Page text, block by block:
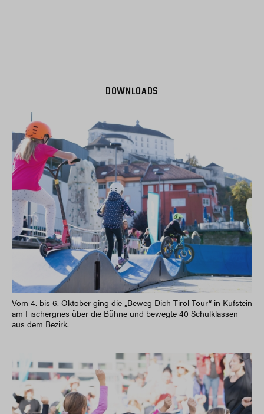
DOWNLOADS
Vom 4. bis 6. Oktober ging die „Beweg Dich Tirol Tour“ in Kufstein
am Fischergries über die Bühne und bewegte 40 Schulklassen
aus dem Bezirk.